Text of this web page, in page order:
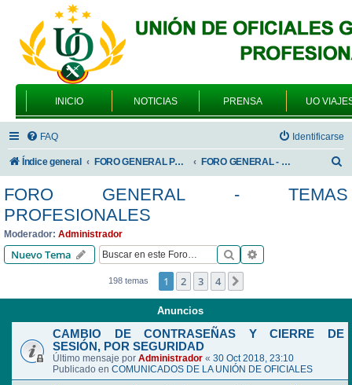
INICIO NOTICIAS PRENSA UO
FAQ Identificarse
Índice general FORO GENERAL PARA TODOS LOS USUARIOS FORO GENERAL - TEMAS PROFESIONALES
s
FORO GENERAL - TEMAS
PROFESIONALES
Moderador: Administrador
Nuevo Tema Buscar
198 temas 1 2 3 4
Anuncios
CAMBIO DE CONTRASEÑAS Y CIERRE DE
SESIÓN, POR SEGURIDAD
Último mensaje por Administrador « 30 Oct 2018, 23:10
Publicado en COMUNICADOS DE LA UNIÓN DE OFICIALES